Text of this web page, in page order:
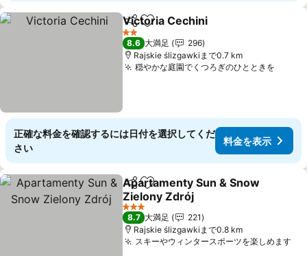
シェアお気に入りに追加
Victoria Cechini
2 ホテルのランク
8.6 大満足
296
Rajskie ślizgawkiまで0.7 km
穏やかな庭園でくつろぎのひとときを
正確な料金を確認するには日付を選択してくだ
さい
料金を表示
シェアお気に入りに追加
Apartamenty Sun & Snow
Zielony Zdrój
料金を表示
3 ホテルのランク
8.7 大満足
221
Rajskie ślizgawkiまで0.8 km
スキーやウィンタースポーツを楽しめます料